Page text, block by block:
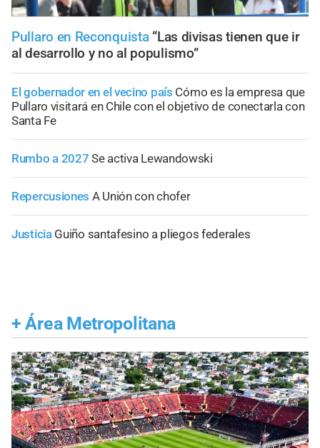
Pullaro en Reconquista “Las divisas tienen que ir
al desarrollo y no al populismo”
El gobernador en el vecino país Cómo es la empresa que
Pullaro visitará en Chile con el objetivo de conectarla con
Santa Fe
Rumbo a 2027 Se activa Lewandowski
Repercusiones A Unión con chofer
Justicia Guiño santafesino a pliegos federales
+ Área Metropolitana